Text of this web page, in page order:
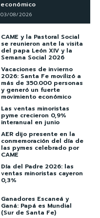
económico
03/08/2026
CAME y la Pastoral Social
se reunieron ante la visita
del papa León XIV y la
Semana Social 2026
Vacaciones de invierno
2026: Santa Fe movilizó a
más de 350.000 personas
y generó un fuerte
movimiento económico
Las ventas minoristas
pyme crecieron 0,9%
interanual en junio
AER dijo presente en la
conmemoración del día de
las pymes celebrado por
CAME
Día del Padre 2026: las
ventas minoristas cayeron
0,3%
Ganadores Escaneá y
Ganá: Papá es Mundial
(Sur de Santa Fe)